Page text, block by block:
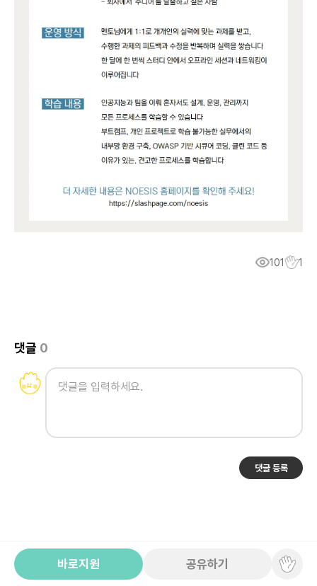
101 1
댓글 0
댓글 등록
바로지원 공유하기